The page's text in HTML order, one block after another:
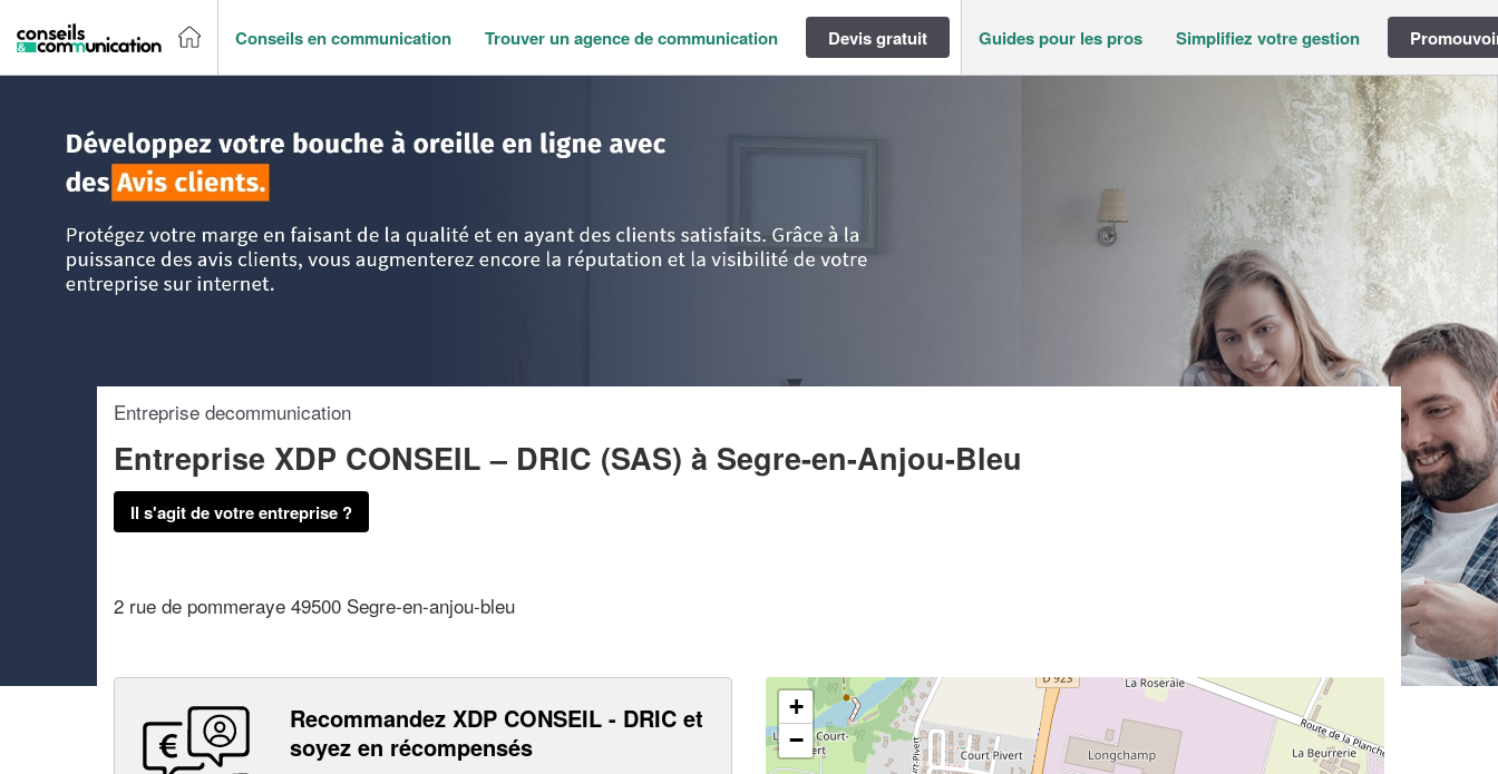
Conseils en communication Trouver un agence de communication Devis gratuit Guides pour les pros Simplifiez votre gestion
Entreprise decommunication
Entreprise XDP CONSEIL – DRIC (SAS) à Segre-en-Anjou-Bleu
Il s'agit de votre entreprise ?
2 rue de pommeraye 49500 Segre-en-anjou-bleu
Recommandez XDP CONSEIL - DRIC et
soyez en récompensés
+
−